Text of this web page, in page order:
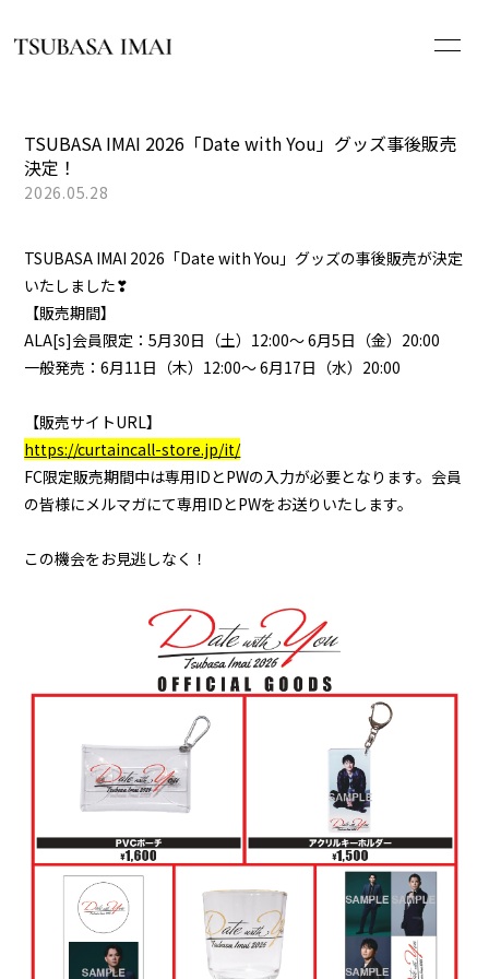
HOME
PROFILE
DISCOGRAPHY
WHAT’S ALA[s]?
会員登録 ログイン
GALLERY
TSUBASA IMAI 2026「Date with You」グッズ事後販売
決定！
2026.05.28
TSUBASA IMAI 2026「Date with You」グッズの事後販売が決定
いたしました❣
【販売期間】
ALA[s]会員限定：5月30日（土）12:00～ 6月5日（金）20:00
一般発売：6月11日（木）12:00～ 6月17日（水）20:00
【販売サイトURL】
https://curtaincall-store.jp/it/
FC限定販売期間中は専用IDとPWの入力が必要となります。会員
の皆様にメルマガにて専用IDとPWをお送りいたします。
この機会をお見逃しなく！